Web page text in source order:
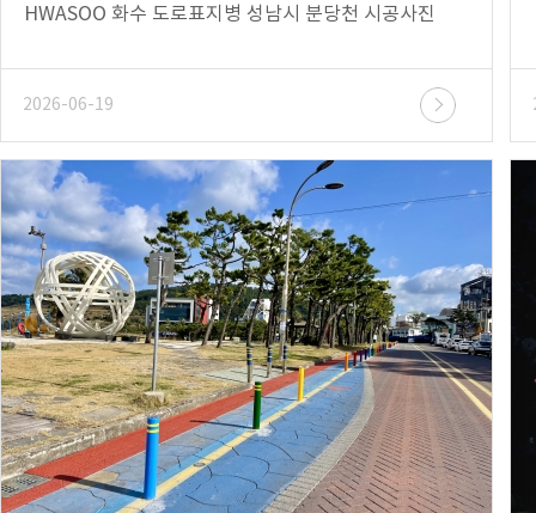
HWASOO 화수 도로표지병 성남시 분당천 시공사진
2026-06-19